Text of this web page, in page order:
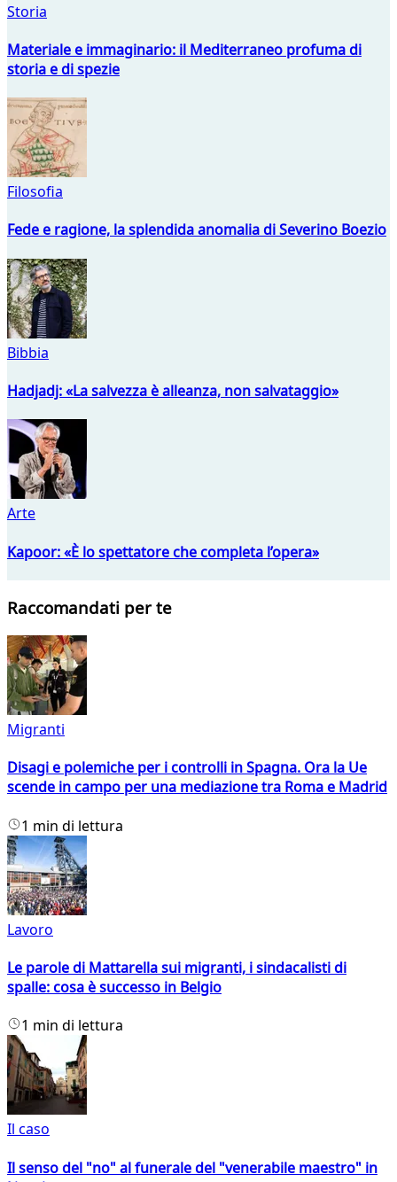
Storia
Materiale e immaginario: il Mediterraneo profuma di
storia e di spezie
Filosofia
Fede e ragione, la splendida anomalia di Severino Boezio
Bibbia
Hadjadj: «La salvezza è alleanza, non salvataggio»
Arte
Kapoor: «È lo spettatore che completa l’opera»
Raccomandati per te
Migranti
Disagi e polemiche per i controlli in Spagna. Ora la Ue
scende in campo per una mediazione tra Roma e Madrid
1 min di lettura
Lavoro
Le parole di Mattarella sui migranti, i sindacalisti di
spalle: cosa è successo in Belgio
1 min di lettura
Il caso
Il senso del "no" al funerale del "venerabile maestro" in